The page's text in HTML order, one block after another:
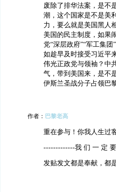
废除了排华法案，是不
潮，这个国家是不是美
力，要么就是美国黑人
美国的民主制度，如果
党“深层政府”“军工集
如趁早及时接受习近平
伟光正政党与领袖？中
气，带到美国来，是不
伊斯兰圣战分子占领巴
作者： 巴黎老高
重在参与！你我人生过
-------------我 们 一 定
发贴发文都是奉献，都